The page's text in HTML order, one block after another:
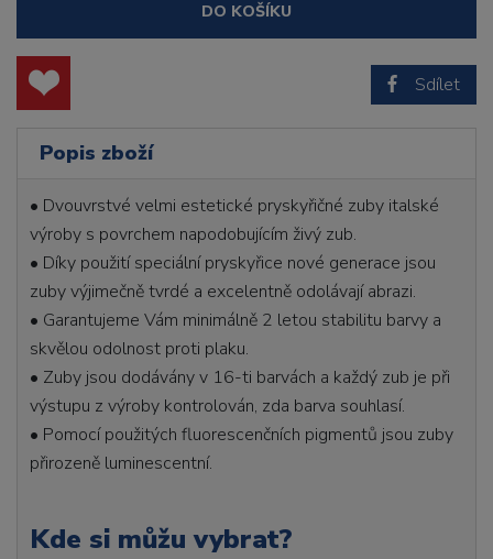
DO KOŠÍKU
Sdílet
Popis zboží
• Dvouvrstvé velmi estetické pryskyřičné zuby italské
výroby s povrchem napodobujícím živý zub.
• Díky použití speciální pryskyřice nové generace jsou
zuby výjimečně tvrdé a excelentně odolávají abrazi.
• Garantujeme Vám minimálně 2 letou stabilitu barvy a
skvělou odolnost proti plaku.
• Zuby jsou dodávány v 16-ti barvách a každý zub je při
výstupu z výroby kontrolován, zda barva souhlasí.
• Pomocí použitých fluorescenčních pigmentů jsou zuby
přirozeně luminescentní.
Kde si můžu vybrat?